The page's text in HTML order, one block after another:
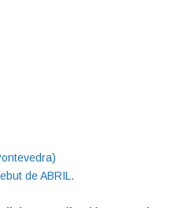
de ABRIL.